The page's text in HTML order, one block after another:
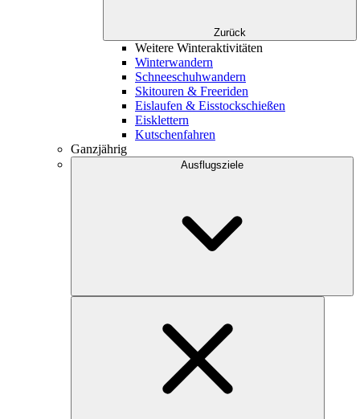
Zurück
Weitere Winteraktivitäten
Winterwandern
Schneeschuhwandern
Skitouren & Freeriden
Eislaufen & Eisstockschießen
Eisklettern
Kutschenfahren
Ganzjährig
Ausflugsziele